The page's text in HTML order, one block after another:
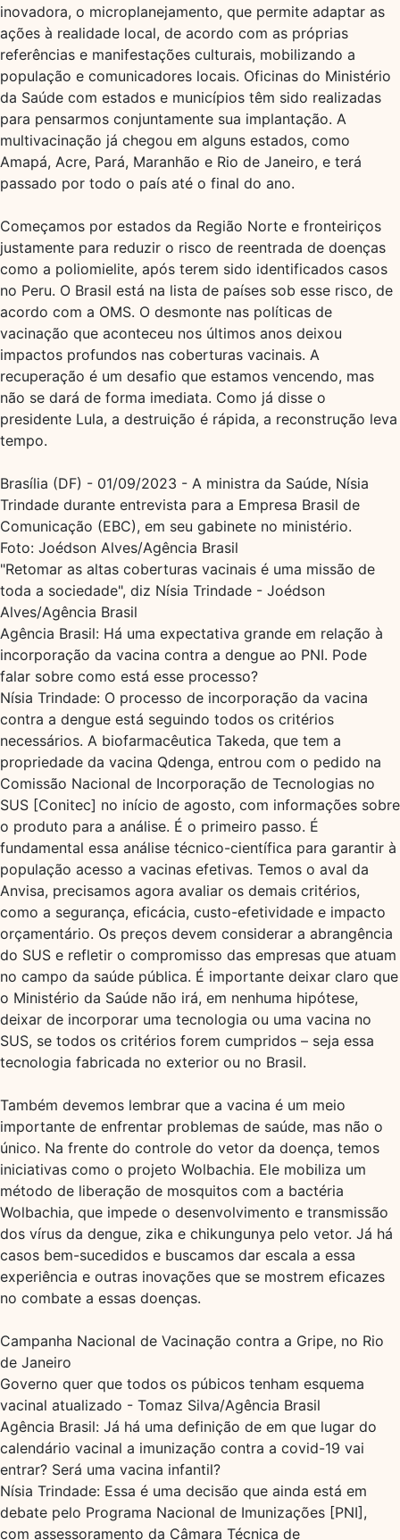
inovadora, o microplanejamento, que permite adaptar as
ações à realidade local, de acordo com as próprias
referências e manifestações culturais, mobilizando a
população e comunicadores locais. Oficinas do Ministério
da Saúde com estados e municípios têm sido realizadas
para pensarmos conjuntamente sua implantação. A
multivacinação já chegou em alguns estados, como
Amapá, Acre, Pará, Maranhão e Rio de Janeiro, e terá
passado por todo o país até o final do ano.
Começamos por estados da Região Norte e fronteiriços
justamente para reduzir o risco de reentrada de doenças
como a poliomielite, após terem sido identificados casos
no Peru. O Brasil está na lista de países sob esse risco, de
acordo com a OMS. O desmonte nas políticas de
vacinação que aconteceu nos últimos anos deixou
impactos profundos nas coberturas vacinais. A
recuperação é um desafio que estamos vencendo, mas
não se dará de forma imediata. Como já disse o
presidente Lula, a destruição é rápida, a reconstrução leva
tempo.
Brasília (DF) - 01/09/2023 - A ministra da Saúde, Nísia
Trindade durante entrevista para a Empresa Brasil de
Comunicação (EBC), em seu gabinete no ministério.
Foto: Joédson Alves/Agência Brasil
"Retomar as altas coberturas vacinais é uma missão de
toda a sociedade", diz Nísia Trindade - Joédson
Alves/Agência Brasil
Agência Brasil: Há uma expectativa grande em relação à
incorporação da vacina contra a dengue ao PNI. Pode
falar sobre como está esse processo?
Nísia Trindade: O processo de incorporação da vacina
contra a dengue está seguindo todos os critérios
necessários. A biofarmacêutica Takeda, que tem a
propriedade da vacina Qdenga, entrou com o pedido na
Comissão Nacional de Incorporação de Tecnologias no
SUS [Conitec] no início de agosto, com informações sobre
o produto para a análise. É o primeiro passo. É
fundamental essa análise técnico-científica para garantir à
população acesso a vacinas efetivas. Temos o aval da
Anvisa, precisamos agora avaliar os demais critérios,
como a segurança, eficácia, custo-efetividade e impacto
orçamentário. Os preços devem considerar a abrangência
do SUS e refletir o compromisso das empresas que atuam
no campo da saúde pública. É importante deixar claro que
o Ministério da Saúde não irá, em nenhuma hipótese,
deixar de incorporar uma tecnologia ou uma vacina no
SUS, se todos os critérios forem cumpridos – seja essa
tecnologia fabricada no exterior ou no Brasil.
Também devemos lembrar que a vacina é um meio
importante de enfrentar problemas de saúde, mas não o
único. Na frente do controle do vetor da doença, temos
iniciativas como o projeto Wolbachia. Ele mobiliza um
método de liberação de mosquitos com a bactéria
Wolbachia, que impede o desenvolvimento e transmissão
dos vírus da dengue, zika e chikungunya pelo vetor. Já há
casos bem-sucedidos e buscamos dar escala a essa
experiência e outras inovações que se mostrem eficazes
no combate a essas doenças.
Campanha Nacional de Vacinação contra a Gripe, no Rio
de Janeiro
Governo quer que todos os púbicos tenham esquema
vacinal atualizado - Tomaz Silva/Agência Brasil
Agência Brasil: Já há uma definição de em que lugar do
calendário vacinal a imunização contra a covid-19 vai
entrar? Será uma vacina infantil?
Nísia Trindade: Essa é uma decisão que ainda está em
debate pelo Programa Nacional de Imunizações [PNI],
com assessoramento da Câmara Técnica de